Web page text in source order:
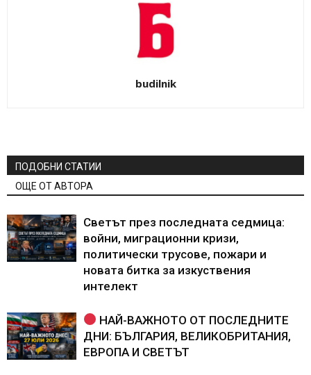
budilnik
ПОДОБНИ СТАТИИ
ОЩЕ ОТ АВТОРА
Светът през последната седмица:
войни, миграционни кризи,
политически трусове, пожари и
новата битка за изкуствения
интелект
НАЙ-ВАЖНОТО ОТ ПОСЛЕДНИТЕ
ДНИ: БЪЛГАРИЯ, ВЕЛИКОБРИТАНИЯ,
ЕВРОПА И СВЕТЪТ